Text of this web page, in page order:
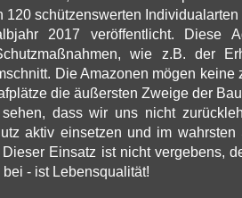
120 schützenswerten
2017 veröffentlicht. Diese
wie z.B. der
Die Amazonen mögen keine
die äußersten Zweige der
dass wir uns nicht
aktiv einsetzen und im
Einsatz ist nicht vergebens,
- ist Lebensqualität!